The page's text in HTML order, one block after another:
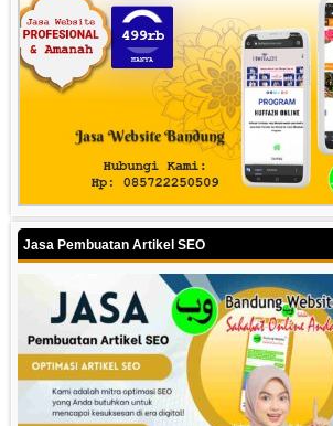
Jasa Pembuatan Artikel SEO